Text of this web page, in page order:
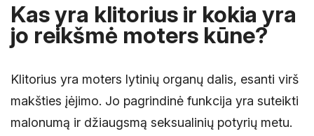
Kas yra klitorius ir kokia yra
jo reikšmė moters kūne?
Klitorius yra moters lytinių organų dalis, esanti virš
makšties įėjimo. Jo pagrindinė funkcija yra suteikti
malonumą ir džiaugsmą seksualinių potyrių metu.